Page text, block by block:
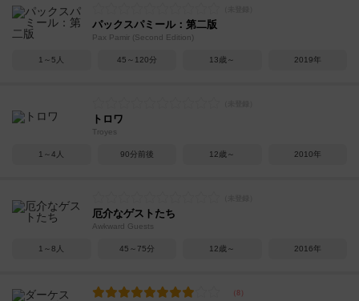
パックスパミール：第二版
Pax Pamir (Second Edition)
1～5人 45～120分 13歳～ 2019年
トロワ
Troyes
1～4人 90分前後 12歳～ 2010年
厄介なゲストたち
Awkward Guests
1～8人 45～75分 12歳～ 2016年